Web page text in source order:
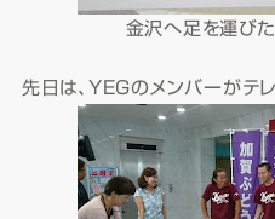
金沢へ足を運び
先日は、YEGのメンバーがテ